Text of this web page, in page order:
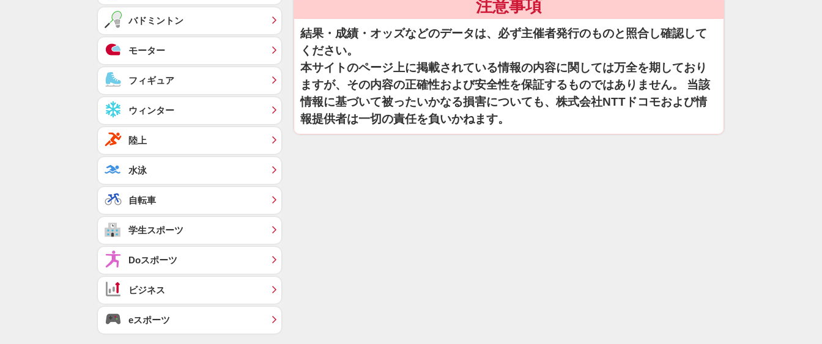
注意事項
結果・成績・オッズなどのデータは、必ず主催者発行のものと照合し確認して
ください。
本サイトのページ上に掲載されている情報の内容に関しては万全を期しており
ますが、その内容の正確性および安全性を保証するものではありません。 当該
情報に基づいて被ったいかなる損害についても、株式会社NTTドコモおよび情
報提供者は一切の責任を負いかねます。
バドミントン
モーター
フィギュア
ウィンター
陸上
水泳
自転車
学生スポーツ
Doスポーツ
ビジネス
eスポーツ